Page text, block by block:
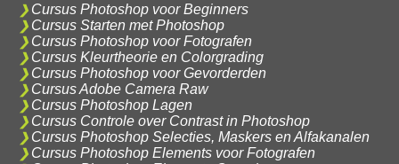
Cursus Photoshop voor Beginners
Cursus Starten met Photoshop
Cursus Photoshop voor Fotografen
Cursus Kleurtheorie en Colorgrading
Cursus Photoshop voor Gevorderden
Cursus Adobe Camera Raw
Cursus Photoshop Lagen
Cursus Controle over Contrast in Photoshop
Cursus Photoshop Selecties, Maskers en Alfakanalen
Cursus Photoshop Elements voor Fotografen